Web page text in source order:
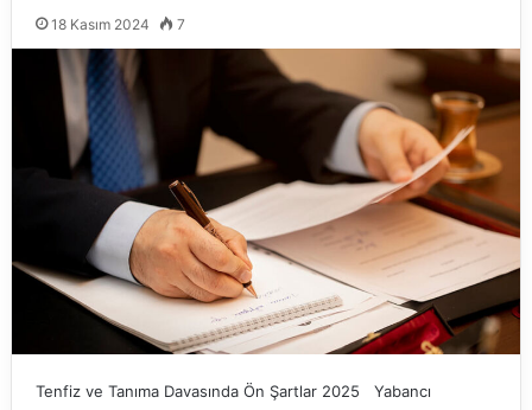
18 Kasım 2024 7
Tenfiz ve Tanıma Davasında Ön Şartlar 2025 Yabancı